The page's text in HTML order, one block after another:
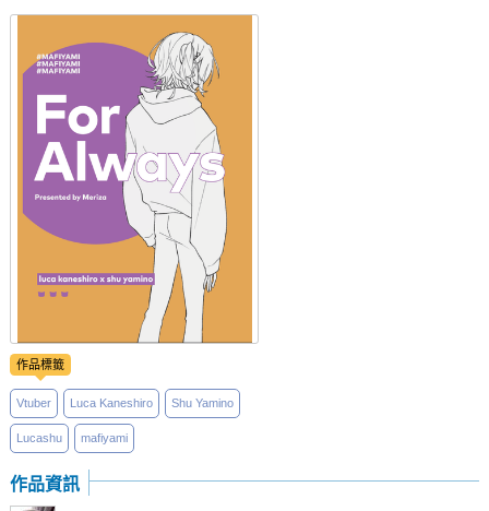
註冊會員
登入
作品標籤
Vtuber Luca Kaneshiro Shu Yamino
Lucashu mafiyami
作品資訊